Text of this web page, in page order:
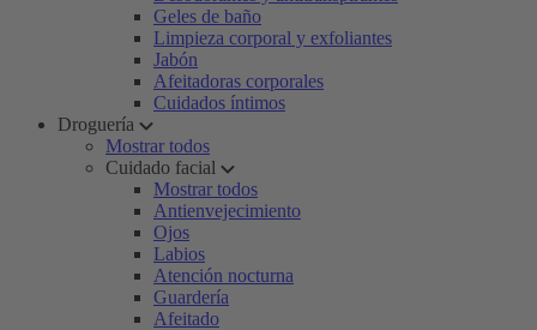
Geles de baño
Limpieza corporal y exfoliantes
Jabón
Afeitadoras corporales
Cuidados íntimos
Droguería
Mostrar todos
Cuidado facial
Mostrar todos
Antienvejecimiento
Ojos
Labios
Atención nocturna
Guardería
Afeitado